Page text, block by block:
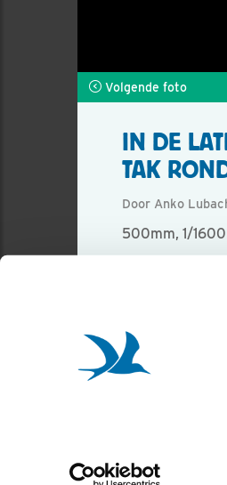
Volgende foto
IN DE
TAK
Door Anko
500mm, 1/